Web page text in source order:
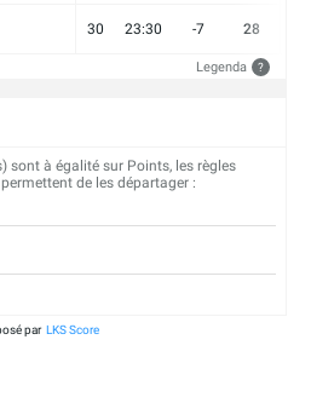
30 23:30 -7 28
Legenda ?
sont à égalité sur Points, les règles
de les départager :
par LKS Score